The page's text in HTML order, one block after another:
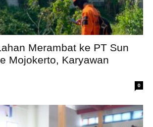
Merambat ke PT Sun
Mojokerto, Karyawan
0